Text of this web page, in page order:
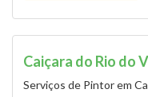
Caiçara do Rio do
Serviços de Pintor em